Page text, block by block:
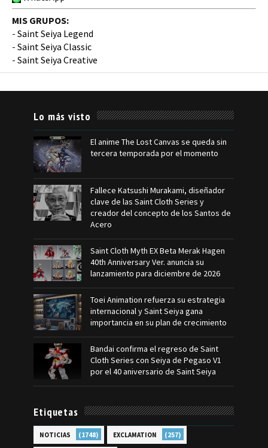
MIS GRUPOS:
- Saint Seiya Legend
- Saint Seiya Classic
- Saint Seiya Creative
Lo más visto
El anime The Lost Canvas se queda sin
tercera temporada por el momento
Fallece Katsushi Murakami, diseñador
clave de las Saint Cloth Series y
creador del concepto de los Santos de
Acero
Saint Cloth Myth EX Beta Merak Hagen
40th Anniversary Ver. anuncia su
lanzamiento para diciembre de 2026
Toei Animation refuerza su estrategia
internacional y Saint Seiya gana
importancia en su plan de crecimiento
Bandai confirma el regreso de Saint
Cloth Series con Seiya de Pegaso V1
por el 40 aniversario de Saint Seiya
Etiquetas
NOTICIAS (1748) EXCLAMATION (257)